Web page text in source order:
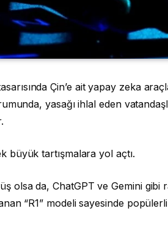
Çin’e ait yapay zeka
yasağı ihlal eden
büyük tartışmalara yol açtı.
olsa da, ChatGPT ve Gemini gibi
“R1” modeli sayesinde